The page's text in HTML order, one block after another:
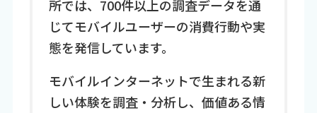
所では、700件以上の調査データを通
じてモバイルユーザーの消費行動や実
態を発信しています。
モバイルインターネットで生まれる新
しい体験を調査・分析し、価値ある情